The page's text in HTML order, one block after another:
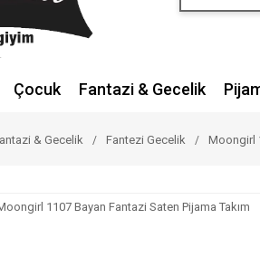
Çocuk Fantazi & Gecelik
& Gecelik Fantezi Gecelik Moongirl